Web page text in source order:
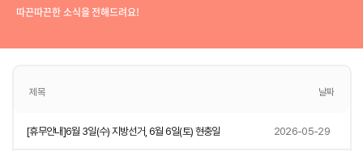
따끈따끈한 소식을 전해드려요!
제목 날짜
[휴무안내]6월 3일(수) 지방선거, 6월 6일(토) 현충일 2026-05-29